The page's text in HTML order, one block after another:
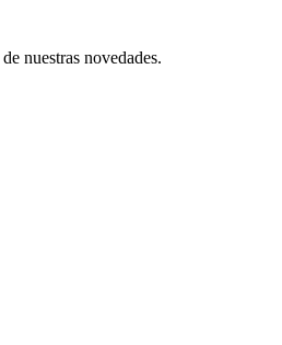
nuestras novedades.